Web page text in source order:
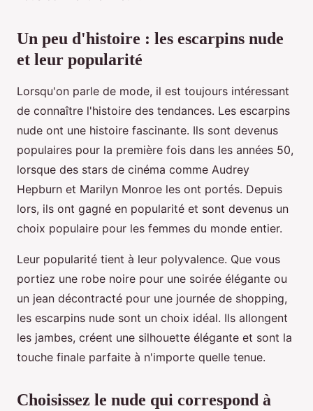
Un peu d'histoire : les escarpins nude
et leur popularité
Lorsqu'on parle de mode, il est toujours intéressant
de connaître l'histoire des tendances. Les escarpins
nude ont une histoire fascinante. Ils sont devenus
populaires pour la première fois dans les années 50,
lorsque des stars de cinéma comme Audrey
Hepburn et Marilyn Monroe les ont portés. Depuis
lors, ils ont gagné en popularité et sont devenus un
choix populaire pour les femmes du monde entier.
Leur popularité tient à leur polyvalence. Que vous
portiez une robe noire pour une soirée élégante ou
un jean décontracté pour une journée de shopping,
les escarpins nude sont un choix idéal. Ils allongent
les jambes, créent une silhouette élégante et sont la
touche finale parfaite à n'importe quelle tenue.
Choisissez le nude qui correspond à